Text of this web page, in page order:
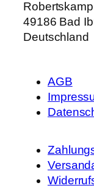
49186 Bad
Deutschland
AGB